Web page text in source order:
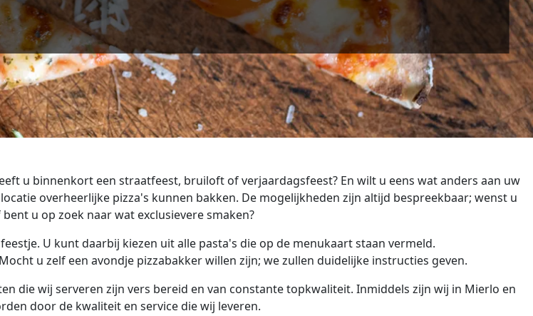
u binnenkort een straatfeest, bruiloft of verjaardagsfeest? En wilt u eens wat anders aan uw
overheerlijke pizza's kunnen bakken. De mogelijkheden zijn altijd bespreekbaar; wenst u
u op zoek naar wat exclusievere smaken?
U kunt daarbij kiezen uit alle pasta's die op de menukaart staan vermeld.
u zelf een avondje pizzabakker willen zijn; we zullen duidelijke instructies geven.
die wij serveren zijn vers bereid en van constante topkwaliteit. Inmiddels zijn wij in Mierlo en
door de kwaliteit en service die wij leveren.